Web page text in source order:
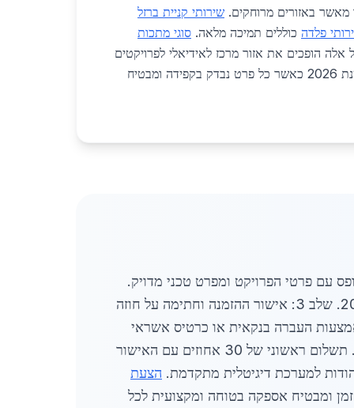
מאשר באזורים מרוחקים. שירותי קניית ברזל
פלדה כוללים תמיכה מלאה. סוגי מתכות
הופכים את אזור מרכז לאידיאלי לפרויקטים
של יסודות פלדה בגן יבנה בשנת 2026 כאשר כל פרט נבדק בקפידה ומבטיח
מתחיל בהגשת בקשה מקוונת ומסתיים באספקה לאתר בגן יבנה. שלב 1: מילוי טופס עם פרטי הפרויקט ומפרט טכני מדויק.
שלב 2: קבלת הצעת מחיר מפורטת תוך 24 שעות במחירים הנעים בין 5200 ל 8500 שקלים לטון בשנת 2026. שלב 3: אישור ההזמנה וחתימה על חוזה
מדויק תוך 3 עד 5 ימי עסקים. שלב 5: ביצוע תשלום באמצעות העברה בנקאית או כרטיס אשראי
בפריסה נוחה. שלב 6: בדיקת איכות במקום ואישור סופי. לוחות זמנים כוללים עדכונים יומיים במייל או בטלפון. תשלום ראשוני של 30 אחוזים עם האישור
הצעת
ומבטיח אספקה בטוחה ומקצועית לכל